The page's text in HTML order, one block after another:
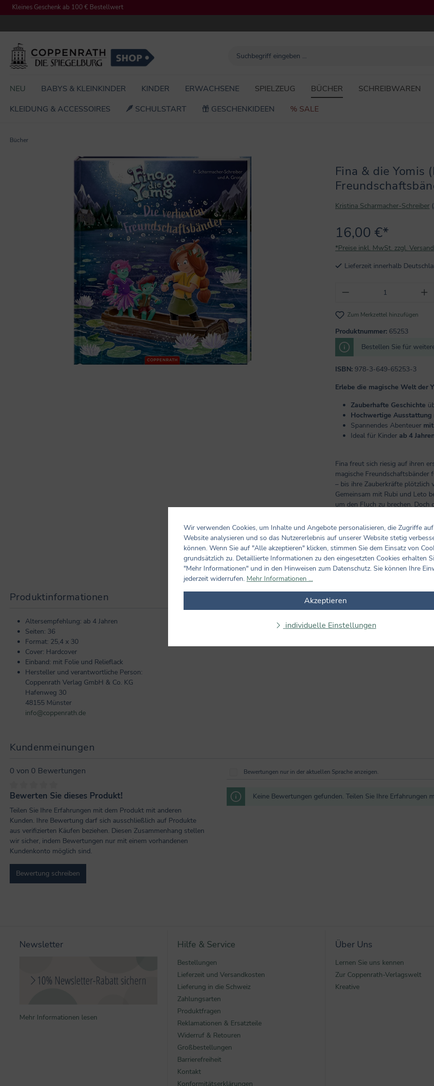
Zur Hauptnavigation springen
Kleines Geschenk ab 100 € Bestellwert
NEU BABYS & KLEINKINDER KINDER ERWACHSENE SPIELZEUG BÜCHER SCHREIBWAREN
KLEIDUNG & ACCESSOIRES
SCHULSTART GESCHENKIDEEN % SALE
Bücher
Bildergalerie überspringen
Fina & die Yomis
Kristina Scharmacher-Schreiber
16,00 €*
*Preise inkl. MwSt. zzgl.
Lieferzeit innerhalb
Produkt Anzahl:
Zum Merkzettel hinzufügen
Produktnummer: 65253
Bestellen Sie für
ISBN: 978-3-649-65253-3
Erlebe die magische Welt der
Zauberhafte Geschichte
Hochwertige Ausstattung
Spannendes Abenteuer
Ideal für Kinder ab 4 Jahren
Fina freut sich riesig auf ihren
magische Freundschaftsbänder
– bis ihre Zauberkräfte plötzlich
Gemeinsam mit Rubi und Leto
um den Fluch zu brechen.
Ein farbenfroh illustriertes
entführt –voller Magie,
Produktinformationen
Altersempfehlung: ab 4 Jahren
Seiten: 36
Format: 25,4 x 30
Cover: Hardcover
Einband: mit Folie und Relieflack
Hersteller und verantwortliche Person:
Coppenrath Verlag GmbH & Co. KG
Hafenweg 30
48155 Münster
info@coppenrath.de
Kundenmeinungen
0 von 0 Bewertungen
Durchschnittliche Bewertung von 0 von 5 Sternen
Bewerten Sie dieses Produkt!
Teilen Sie Ihre Erfahrungen mit dem Produkt mit anderen
Kunden. Ihre Bewertung darf sich ausschließlich auf Produkte
aus verifizierten Käufen beziehen. Diesen Zusammenhang stellen
wir sicher, indem Bewertungen nur mit einem vorhandenen
Kundenkonto möglich sind.
Bewertung schreiben
Bewertungen nur in der aktuellen Sprache anzeigen.
Keine Bewertungen gefunden. Teilen Sie Ihre Erfahrungen
Newsletter
Mehr Informationen lesen
Hilfe & Service
Bestellungen
Lieferzeit und Versandkosten
Lieferung in die Schweiz
Zahlungsarten
Produktfragen
Reklamationen & Ersatzteile
Widerruf & Retouren
Großbestellungen
Barrierefreiheit
Kontakt
Konformitätserklärungen
Über Uns
Lernen Sie uns kennen
Zur Coppenrath-Verlagswelt
Kreative
Wir verwenden Cookies, um Inhalte und Angebote personalisieren, die Zugriffe
Website analysieren und so das Nutzererlebnis auf unserer Website stetig
können. Wenn Sie auf "Alle akzeptieren" klicken, stimmen Sie dem Einsatz von
grundsätzlich zu. Detaillierte Informationen zu den eingesetzten Cookies erhalten
"Mehr Informationen" und in den Hinweisen zum Datenschutz. Sie können Ihre
jederzeit widerrufen. Mehr Informationen ...
Akzeptieren
individuelle Einstellungen